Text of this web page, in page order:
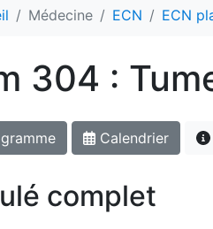
Médecine ECN ECN
304 :
Calendrier
complet